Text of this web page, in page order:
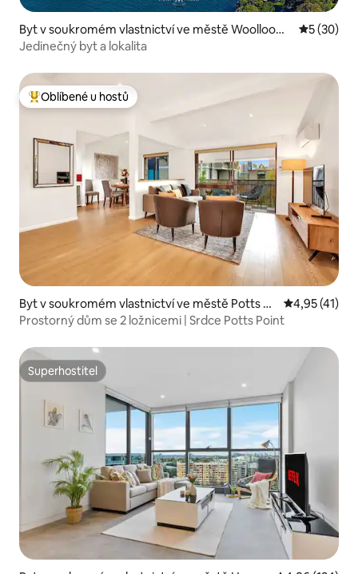
Byt v soukromém vlastnictví ve městě Woolloom
ooloo
Průměrné
5 (30)
Jedinečný byt a lokalita
Nejlepší v kategorii Oblíbené u hostů
Oblíbené u hostů
Byt v soukromém vlastnictví ve městě Potts Po
int
Průměrné
4,95 (41)
Prostorný dům se 2 ložnicemi | Srdce Potts Point
Superhostitel
Superhostitel